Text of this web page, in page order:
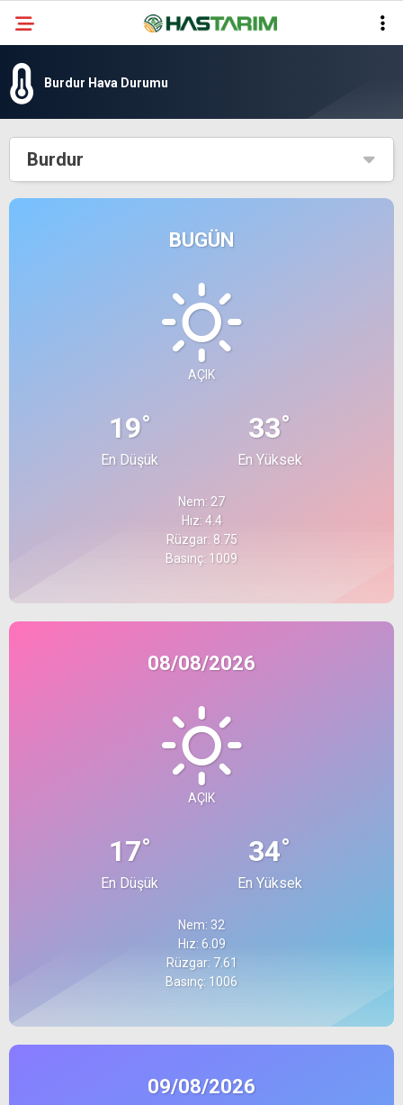
Burdur Hava Durumu
Burdur
BUGÜN
AÇIK
19°
En Düşük
33°
En Yüksek
Nem: 27
Hız: 4.4
Rüzgar: 8.75
Basınç: 1009
08/08/2026
AÇIK
17°
En Düşük
34°
En Yüksek
Nem: 32
Hız: 6.09
Rüzgar: 7.61
Basınç: 1006
09/08/2026